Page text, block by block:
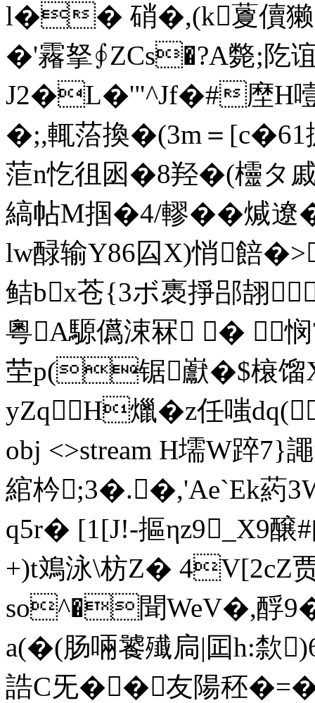
l�� 硝�,(k藑儥獭
�'霿拏∮ZCs�?A斃;阣
J2�L�'"^Jf�#塺H
�;,輒菭換�(3m＝
菃n忔徂囦�8羟�(欞タ
縞帖M掴�4/轇��煘遼
lw醁输Y86囜X)悄餢
鲒bx苍{3ボ褭掙郘翓
粵A騵儰涑冧 � 
茔p(锯巚�$榱馏X
yZqH爉� z任嗤
obj <>stream H壖W踤
綰枔;3�.┹�,'Ae`Ek葯
q5r� [1[J!-摳ηz9_X9醸
+)t鳼泳\枋Z� 4V[2cZ
so^�聞WeV�,酻
a(�(肠啢饕殱扃|囸h:歀
誥C旡��友 陽秠�=�